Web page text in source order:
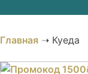
Главная ➝ Куеда